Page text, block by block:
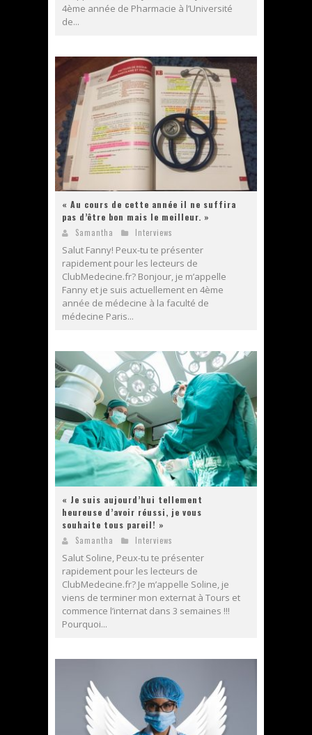
4ème année de Pharmacie à l’Université
de...
« Au cours de cette année il ne suffira
pas d’être bon mais le meilleur. »
Samantha Interviews
Salut Fanny! Peux-tu te présenter
rapidement pour les lecteurs de
ClubMedecine.fr? Bonjour, je m’appelle
Fanny et je suis actuellement en 4ème
année de médecine à la faculté de
médecine Paris...
« Je suis aujourd’hui tellement
heureuse d’avoir réussi, je vous
souhaite tous pareil! »
Samantha Interviews
Salut Soline, Peux-tu te présenter
rapidement pour les lecteurs de
ClubMedecine.fr? Je m’appelle Soline, je
viens de terminer mon externat à Tours et
commence l’internat dans 3 semaines !!!
Pourquoi...